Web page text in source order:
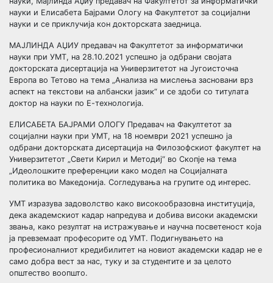
науки и Елисабета Бајрами Ологу на Факултетот за социјални
науки и се приклучија кон докторската заедница.
МАЈЛИНДА АЏИУ предавач на Факултетот за информатички
науки при УМТ, на 28.10.2021 успешно ја одбрани својата
докторската дисертација на Универзитетот на Југоисточна
Европа во Тетово на тема „Анализа на мислења засновани врз
аспект на текстови на албански јазик“ и се здоби со титулата
доктор на науки по Е-технологија.
ЕЛИСАБЕТА БАЈРАМИ ОЛОГУ Предавач на Факултетот за
социјални науки при УМТ, на 18 ноември 2021 успешно ја
одбрани докторската дисертација на Филозофскиот факултет на
Универзитетот „Свети Кирил и Методиј“ во Скопје на тема
„Идеолошките преференции како модел на Социјалната
политика во Македонија. Согледувања на групите од интерес.
УМТ изразува задоволство како високообразовна институција,
дека академскиот кадар напредува и добива високи академски
звања, како резултат на истражување и научна посветеност која
ја превземаат професорите од УМТ. Подигнувањето на
професионалниот кредибилитет на новиот академски кадар не е
само добра вест за нас, туку и за студентите и за целото
општество воопшто.